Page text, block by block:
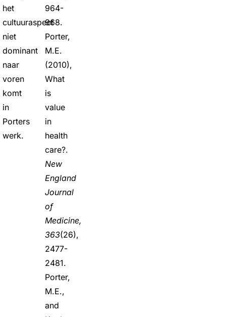
het
cultuuraspect
niet
dominant
naar
voren
komt
in
Porters
werk.
964-
968.
Porter,
M.E.
(2010),
What
is
value
in
health
care?.
New
England
Journal
of
Medicine,
363(26),
2477-
2481.
Porter,
M.E.,
and